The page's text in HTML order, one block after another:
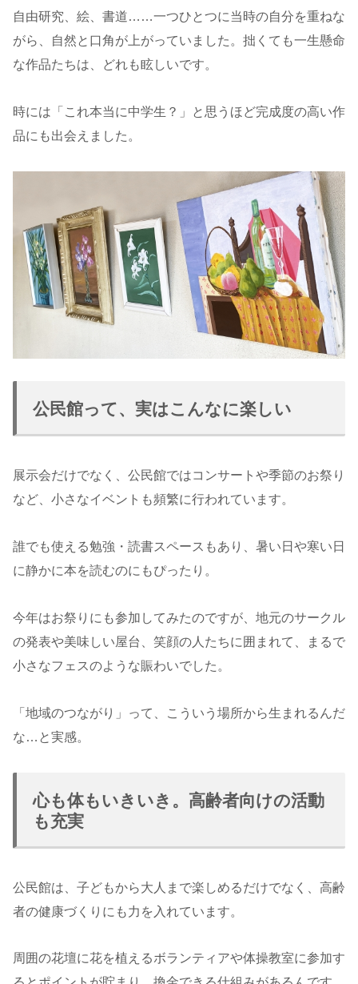
自由研究、絵、書道……一つひとつに当時の自分を重ねな
がら、自然と口角が上がっていました。拙くても一生懸命
な作品たちは、どれも眩しいです。
時には「これ本当に中学生？」と思うほど完成度の高い作
品にも出会えました。
公民館って、実はこんなに楽しい
展示会だけでなく、公民館ではコンサートや季節のお祭り
など、小さなイベントも頻繁に行われています。
誰でも使える勉強・読書スペースもあり、暑い日や寒い日
に静かに本を読むのにもぴったり。
今年はお祭りにも参加してみたのですが、地元のサークル
の発表や美味しい屋台、笑顔の人たちに囲まれて、まるで
小さなフェスのような賑わいでした。
「地域のつながり」って、こういう場所から生まれるんだ
な…と実感。
心も体もいきいき。高齢者向けの活動
も充実
公民館は、子どもから大人まで楽しめるだけでなく、高齢
者の健康づくりにも力を入れています。
周囲の花壇に花を植えるボランティアや体操教室に参加す